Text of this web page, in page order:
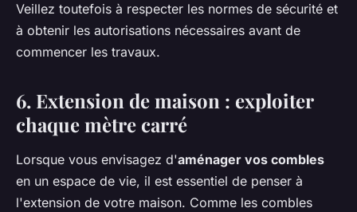
Veillez toutefois à respecter les normes de sécurité et
à obtenir les autorisations nécessaires avant de
commencer les travaux.
6. Extension de maison : exploiter
chaque mètre carré
Lorsque vous envisagez d'aménager vos combles
en un espace de vie, il est essentiel de penser à
l'extension de votre maison. Comme les combles